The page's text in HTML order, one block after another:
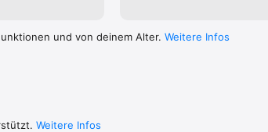
und von deinem Alter. Weitere Infos
Weitere Infos